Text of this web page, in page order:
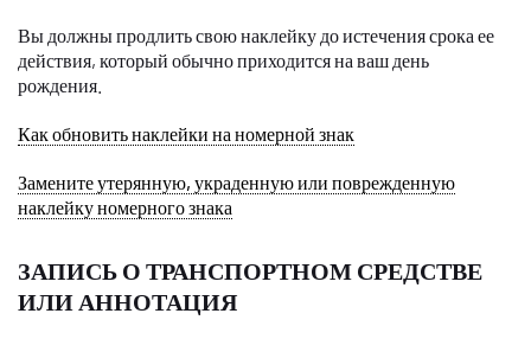
Вы должны продлить свою наклейку до истечения срока ее
действия, который обычно приходится на ваш день
рождения.
Как обновить наклейки на номерной знак
Замените утерянную, украденную или поврежденную
наклейку номерного знака
ЗАПИСЬ О ТРАНСПОРТНОМ СРЕДСТВЕ
ИЛИ АННОТАЦИЯ